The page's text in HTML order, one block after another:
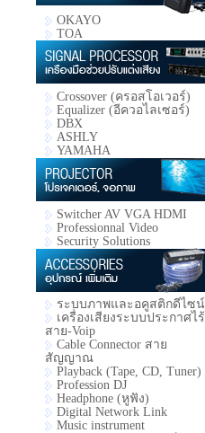
OKAYO
TOA
Crossover (ครอสโอเวอร์)
Equalizer (อีควอไลเซอร์)
DBX
ASHLY
YAMAHA
Switcher AV VGA HDMI
Professionnal Video
Security Solutions
ระบบภาพและอคูสติกดีไซน์
เครื่องเสียงระบบประกาศไร้
สาย-Voip
Cable Connector สาย
สัญญาณ
Playback (Tape, CD, Tuner)
Profession DJ
Headphone (หูฟัง)
Digital Network Link
Music instrument